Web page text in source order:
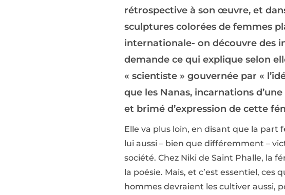
rétrospective à son œuvre, et
sculptures colorées de femmes
internationale- on découvre des
demande ce qui explique selon
« scientiste » gouvernée par «
que les Nanas, incarnations
et brimé d’expression de cette
Elle va plus loin, en disant que la part
lui aussi – bien que différemment –
société. Chez Niki de Saint Phalle, la
la poésie. Mais, et c’est essentiel,
hommes devraient les cultiver aussi,